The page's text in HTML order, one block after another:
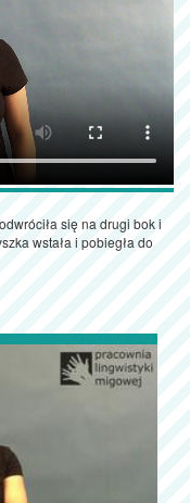
się na drugi bok i
wstała i pobiegła do